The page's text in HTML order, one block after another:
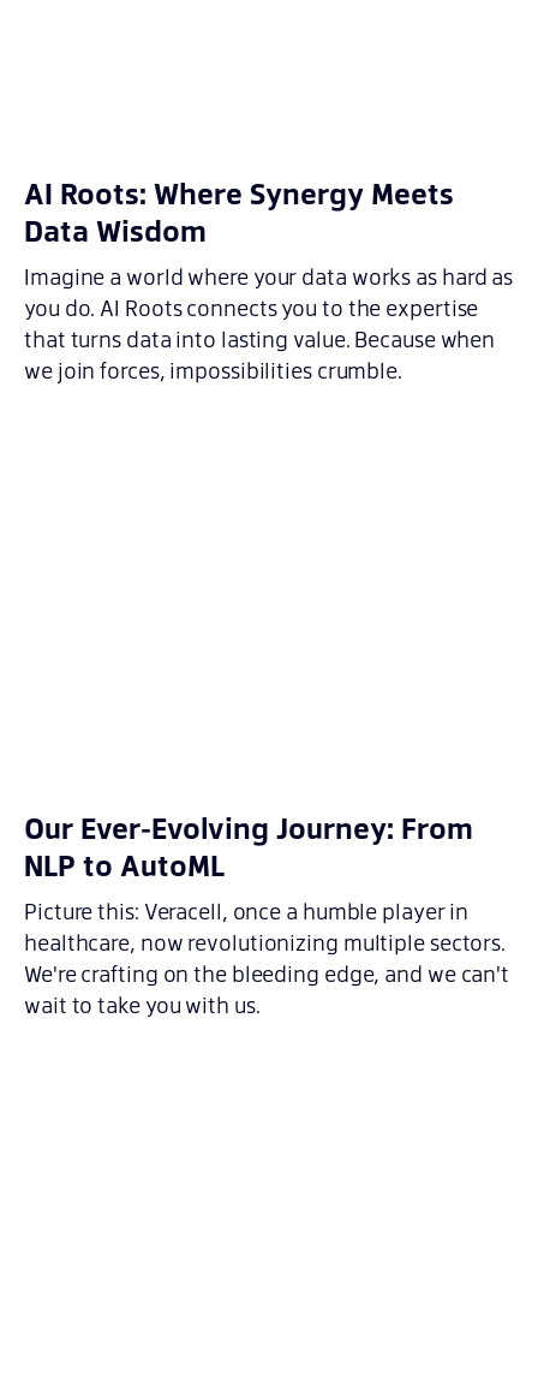
AI Roots: Where Synergy Meets
Data Wisdom
Imagine a world where your data works as hard as
you do. AI Roots connects you to the expertise
that turns data into lasting value. Because when
we join forces, impossibilities crumble.
Our Ever-Evolving Journey: From
NLP to AutoML
Picture this: Veracell, once a humble player in
healthcare, now revolutionizing multiple sectors.
We're crafting on the bleeding edge, and we can't
wait to take you with us.